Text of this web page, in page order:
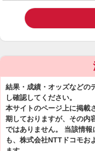
結果・成績・オッズなどの
し確認してください。
本サイトのページ上に掲載
期しておりますが、その内
ではありません。 当該情
も、株式会社NTTドコモお